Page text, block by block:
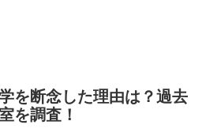
を断念した理由は？過去
を調査！